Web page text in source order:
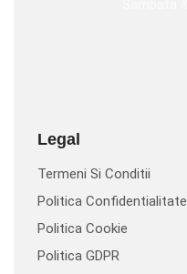
Legal
Termeni Si Conditii
Politica Confidentialitate
Politica Cookie
Politica GDPR